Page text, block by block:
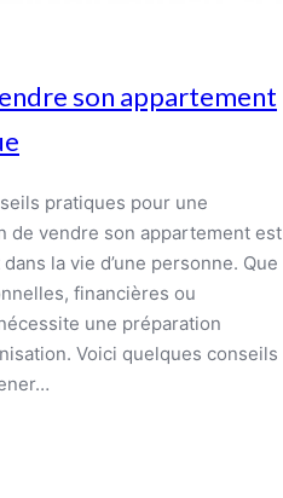
son appartement
pratiques pour une
de vendre son appartement est
la vie d’une personne. Que
financières ou
une préparation
Voici quelques conseils